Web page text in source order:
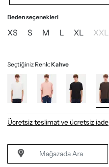
Beden seçenekleri
XS S M L XL XXL
Seçtiğiniz Renk:Kahve
Ücretsiz teslimat ve ücretsiz iade
Mağazada Ara